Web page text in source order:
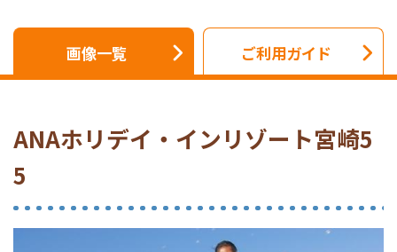
画像一覧 ご利用ガイド
ANAホリデイ・インリゾート宮崎5
5